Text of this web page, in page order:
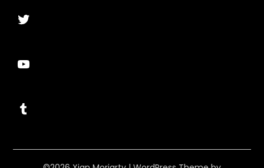
Twitter
YouTube
Tumblr